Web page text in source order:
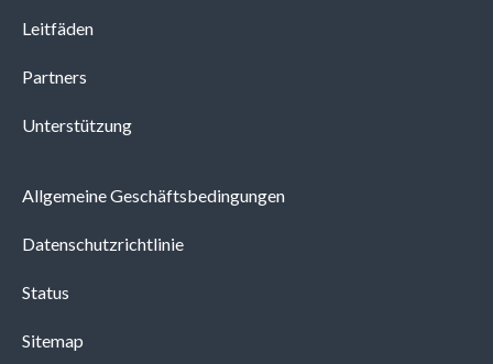
Leitfäden
Partners
Unterstützung
Allgemeine Geschäftsbedingungen
Datenschutzrichtlinie
Status
Sitemap